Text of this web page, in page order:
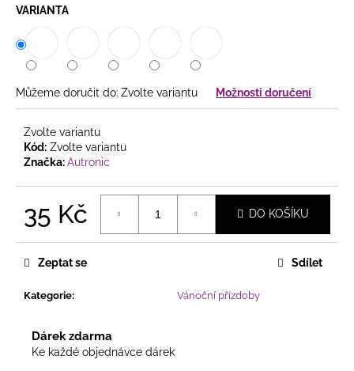
VARIANTA
Můžeme doručit do: Zvolte variantu Možnosti doručení
Zvolte variantu
Kód: Zvolte variantu
Značka:Autronic
35 Kč DO KOŠÍKU
Kategorie: Vánoční přízdoby
Zeptat se Sdílet
Dárek zdarma
Ke každé objednávce dárek
j
m
LAPAČ
SNŮ
SE
DVĚMA
DVĚMA
KRUHY,
JEMNÝMI
258